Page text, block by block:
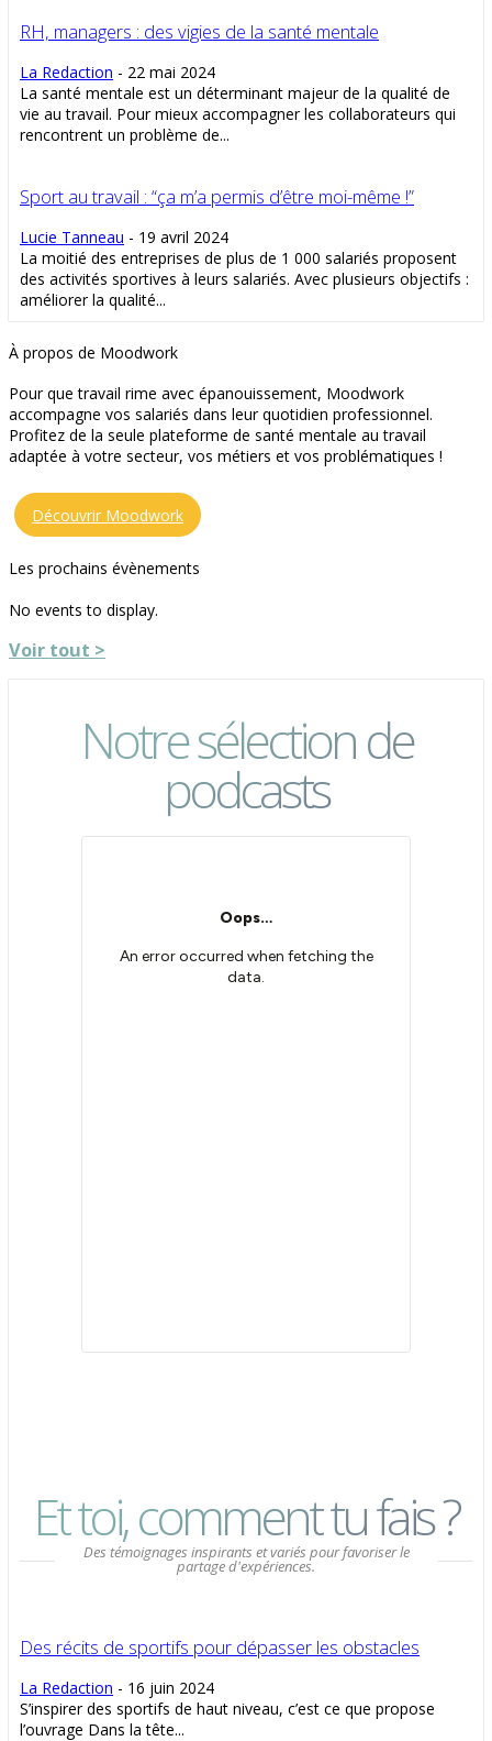
RH, managers : des vigies de la santé mentale
La Redaction - 22 mai 2024
La santé mentale est un déterminant majeur de la qualité de
vie au travail. Pour mieux accompagner les collaborateurs qui
rencontrent un problème de...
Sport au travail : “ça m’a permis d’être moi-même !”
Lucie Tanneau - 19 avril 2024
La moitié des entreprises de plus de 1 000 salariés proposent
des activités sportives à leurs salariés. Avec plusieurs objectifs :
améliorer la qualité...
À propos de Moodwork
Pour que travail rime avec épanouissement, Moodwork
accompagne vos salariés dans leur quotidien professionnel.
Profitez de la seule plateforme de santé mentale au travail
adaptée à votre secteur, vos métiers et vos problématiques !
Découvrir Moodwork
Les prochains évènements
No events to display.
Voir tout >
Notre sélection de
podcasts
Et toi, comment tu fais ?
Des témoignages inspirants et variés pour favoriser le
partage d'expériences.
Des récits de sportifs pour dépasser les obstacles
La Redaction - 16 juin 2024
S’inspirer des sportifs de haut niveau, c’est ce que propose
l’ouvrage Dans la tête...